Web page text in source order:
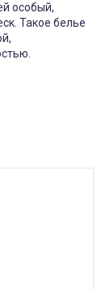
особый,
Такое белье